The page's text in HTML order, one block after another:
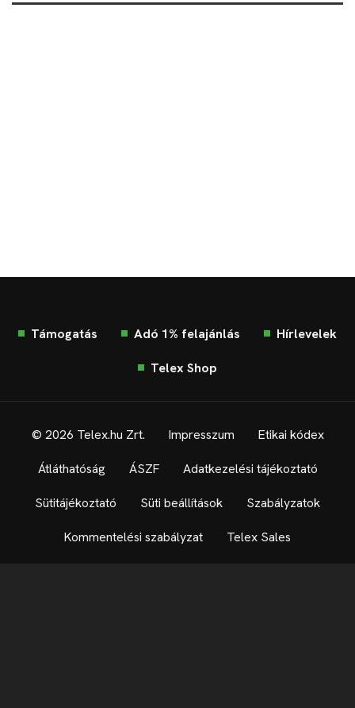
Támogatás Adó 1% felajánlás Hírlevelek
Telex Shop
© 2026 Telex.hu Zrt. Impresszum Etikai kódex
Átláthatóság ÁSZF Adatkezelési tájékoztató
Sütitájékoztató Süti beállítások Szabályzatok
Kommentelési szabályzat Telex Sales